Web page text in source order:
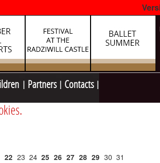
Partners Contacts
22 23 24 25 26 27 28 29 30 31